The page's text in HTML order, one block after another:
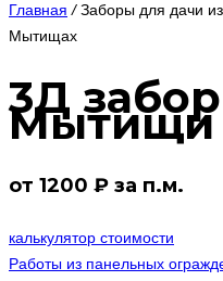
Главная / Заборы для дачи
Мытищах
3Д
Мытищи
от 1200 ₽ за п.м.
калькулятор стоимости
Работы из панельных